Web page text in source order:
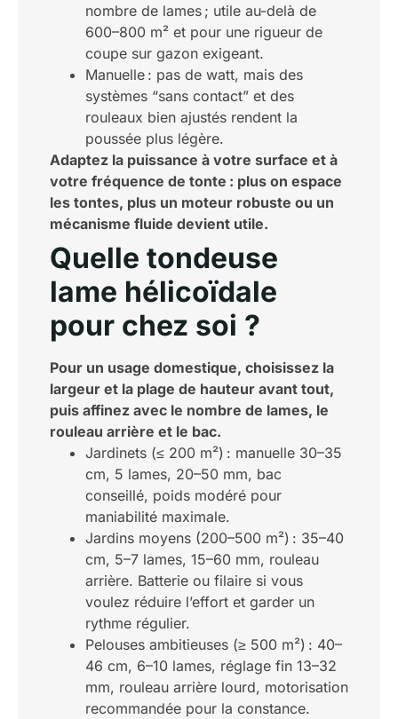
nombre de lames ; utile au-delà de
600–800 m² et pour une rigueur de
coupe sur gazon exigeant.
Manuelle : pas de watt, mais des
systèmes “sans contact” et des
rouleaux bien ajustés rendent la
poussée plus légère.
Adaptez la puissance à votre surface et à
votre fréquence de tonte : plus on espace
les tontes, plus un moteur robuste ou un
mécanisme fluide devient utile.
Quelle tondeuse
lame hélicoïdale
pour chez soi ?
Pour un usage domestique, choisissez la
largeur et la plage de hauteur avant tout,
puis affinez avec le nombre de lames, le
rouleau arrière et le bac.
Jardinets (≤ 200 m²) : manuelle 30–35
cm, 5 lames, 20–50 mm, bac
conseillé, poids modéré pour
maniabilité maximale.
Jardins moyens (200–500 m²) : 35–40
cm, 5–7 lames, 15–60 mm, rouleau
arrière. Batterie ou filaire si vous
voulez réduire l’effort et garder un
rythme régulier.
Pelouses ambitieuses (≥ 500 m²) : 40–
46 cm, 6–10 lames, réglage fin 13–32
mm, rouleau arrière lourd, motorisation
recommandée pour la constance.